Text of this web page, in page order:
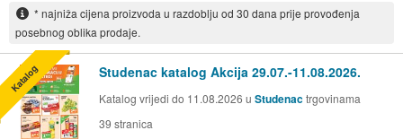
* najniža cijena proizvoda u razdoblju od 30 dana prije provođenja
posebnog oblika prodaje.
Studenac katalog Akcija 29.07.-11.08.2026.
Katalog vrijedi do 11.08.2026 u Studenactrgovinama
39 stranica
Katalog